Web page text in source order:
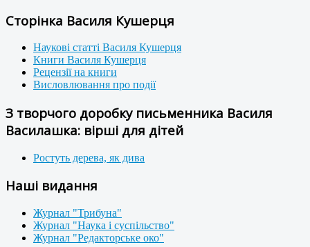
Сторінка Василя Кушерця
Наукові статті Василя Кушерця
Книги Василя Кушерця
Рецензії на книги
Висловлювання про події
З творчого доробку письменника Василя
Василашка: вірші для дітей
Ростуть дерева, як дива
Наші видання
Журнал "Трибуна"
Журнал "Наука і суспільство"
Журнал "Редакторське око"